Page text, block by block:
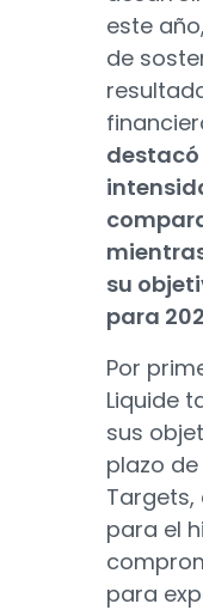
este
de
su
para
Por
Liquide
sus
plazo
Targets,
para el
para